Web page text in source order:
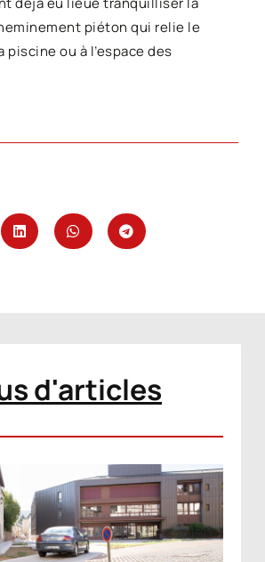
piéton qui relie le
ou à l’espace des
d'articles